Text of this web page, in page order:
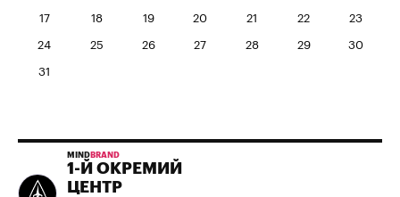
17 18 19 20 21 22 23
24 25 26 27 28 29 30
31
MIND BRAND
1-Й ОКРЕМИЙ
ЦЕНТР